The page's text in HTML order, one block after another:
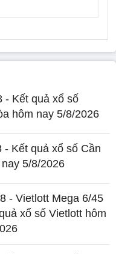
- Kết quả xổ số
hôm nay 5/8/2026
- Kết quả xổ số Cần
5/8/2026
- Vietlott Mega 6/45
xổ số Vietlott hôm